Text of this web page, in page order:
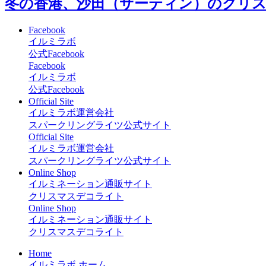
冬の香港、沙田（サーティン）のクリ
Facebook
イルミラボ
公式Facebook
Facebook
イルミラボ
公式Facebook
Official Site
イルミラボ運営会社
スパークリングライツ公式サイト
Official Site
イルミラボ運営会社
スパークリングライツ公式サイト
Online Shop
イルミネーション通販サイト
クリスマスデコライト
Online Shop
イルミネーション通販サイト
クリスマスデコライト
Home